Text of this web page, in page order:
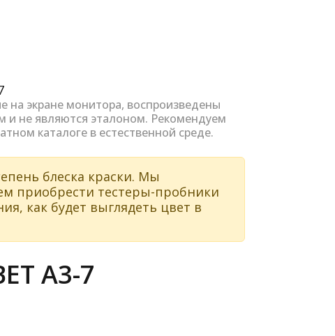
на экране монитора, воспроизведены
и не являются эталоном. Рекомендуем
каталоге в естественной среде.
блеска краски. Мы
приобрести тестеры-пробники
как будет выглядеть цвет в
A3-7